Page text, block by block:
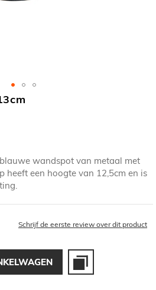
wandspot van metaal met
heeft een hoogte van 12,5cm en is
Schrijf de eerste review over dit product